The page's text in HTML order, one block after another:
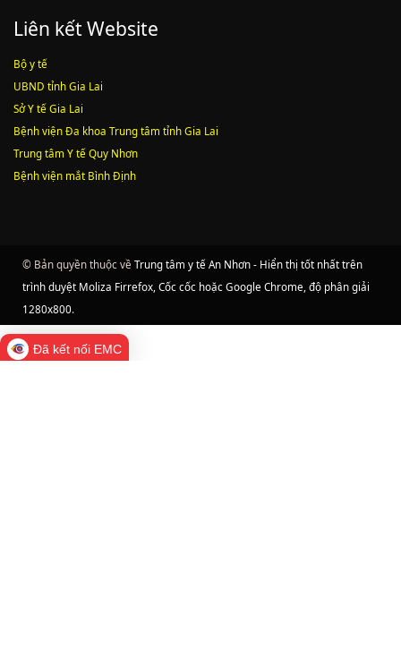
Liên kết Website
Bộ y tế
UBND tỉnh Gia Lai
Sở Y tế Gia Lai
Bệnh viện Đa khoa Trung tâm tỉnh Gia Lai
Trung tâm Y tế Quy Nhơn
Bệnh viện mắt Bình Định
© Bản quyền thuộc về Trung tâm y tế An Nhơn - Hiển thị tốt nhất trên
trình duyệt Moliza Firrefox, Cốc cốc hoặc Google Chrome, độ phân giải
1280x800.
Đã kết nối EMC